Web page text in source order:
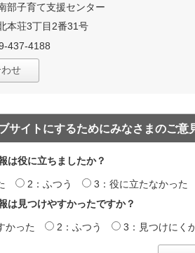
部子育て支援センター
本荘3丁目2番31号
437-4188
せ
サイトにするためにみなさまのご意
は役に立ちましたか？
2：ふつう
3：役に立たなかった
は見つけやすかったですか？
かった 2：ふつう 3：見つけにく